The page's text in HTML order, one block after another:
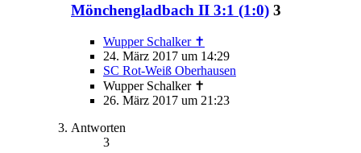
Mönchengladbach II 3:1 (1:0) 3
Wupper Schalker ✝
24. März 2017 um 14:29
SC Rot-Weiß Oberhausen
Wupper Schalker ✝
26. März 2017 um 21:23
Antworten
3